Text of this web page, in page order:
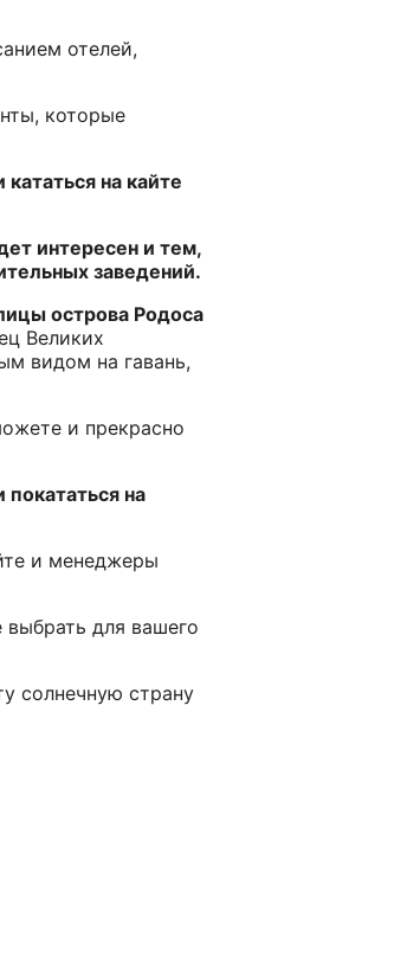
отелей,
которые
на кайте
интересен и тем,
заведений.
острова Родоса
Великих
видом на гавань,
и прекрасно
на
и менеджеры
для вашего
солнечную страну